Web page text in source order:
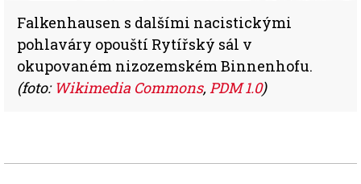
Falkenhausen s dalšími nacistickými
pohlaváry opouští Rytířský sál v
okupovaném nizozemském Binnenhofu.
(foto: Wikimedia Commons, PDM 1.0)